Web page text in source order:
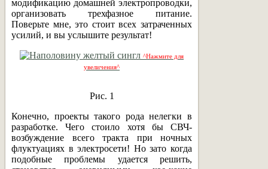
модификацию домашней электропроводки,
организовать трехфазное питание.
Поверьте мне, это стоит всех затраченных
усилий, и вы услышите результат!
^Нажмите для
увеличения^
Рис. 1
Конечно, проекты такого рода нелегки в
разработке. Чего стоило хотя бы СВЧ-
возбуждение всего тракта при ночных
флуктуациях в электросети! Но зато когда
подобные проблемы удается решить,